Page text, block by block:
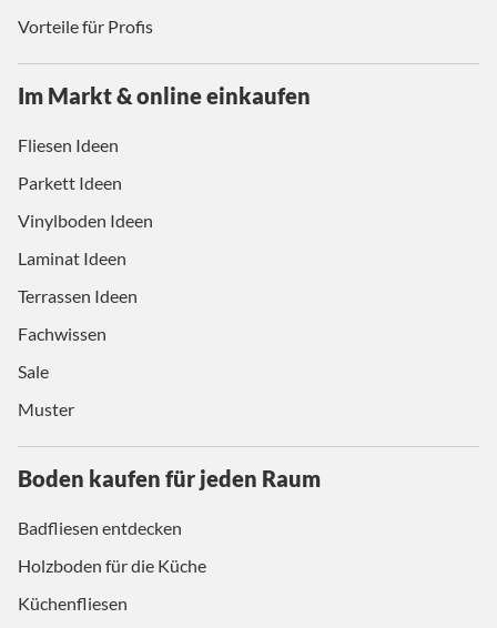
Vorteile für Profis
Im Markt & online einkaufen
Fliesen Ideen
Parkett Ideen
Vinylboden Ideen
Laminat Ideen
Terrassen Ideen
Fachwissen
Sale
Muster
Boden kaufen für jeden Raum
Badfliesen entdecken
Holzboden für die Küche
Küchenfliesen